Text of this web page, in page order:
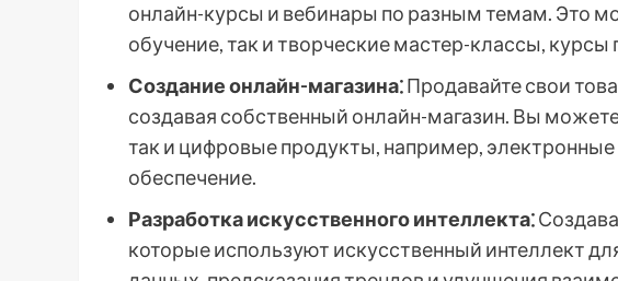
онлайн-курсы и вебинары по разным темам. Это
обучение, так и творческие мастер-классы,
Создание онлайн-магазина⁚Продавайте свои
создавая собственный онлайн-магазин. Вы
так и цифровые продукты, например,
обеспечение.
Разработка искусственного интеллекта⁚
которые используют искусственный интеллект